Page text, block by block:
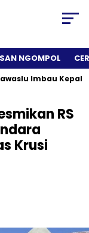
NGOMPOL
Imbau Kepala
RS
Krusi